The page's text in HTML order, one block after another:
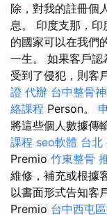
除，對我的註冊個
息。 印度支那，
的國家可以在我們
一生。 如果客戶認
受到了侵犯，則客
證 代辦 台中整骨
絡課程 Person。
將這些個人數據傳
課程 seo軟體 台北
Premio 竹東整骨
維修，補充或根據
以書面形式告知客
Premio 台中西屯